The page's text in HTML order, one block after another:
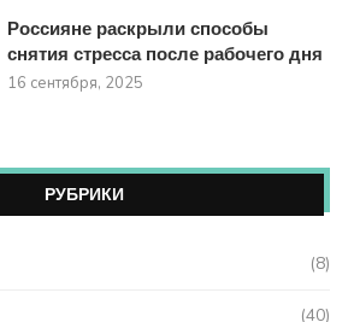
Россияне раскрыли способы
снятия стресса после рабочего дня
16 сентября, 2025
РУБРИКИ
(8)
(40)